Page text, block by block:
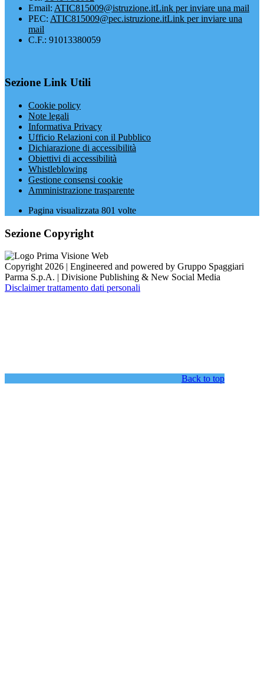
Email: ATIC815009@istruzione.itLink per inviare una mail
PEC: ATIC815009@pec.istruzione.itLink per inviare una
mail
C.F.: 91013380059
Sezione Link Utili
Cookie policy
Note legali
Informativa Privacy
Ufficio Relazioni con il Pubblico
Dichiarazione di accessibilità
Obiettivi di accessibilità
Whistleblowing
Gestione consensi cookie
Amministrazione trasparente
Pagina visualizzata 801 volte
Sezione Copyright
Copyright 2026 | Engineered and powered by Gruppo Spaggiari
Parma S.p.A. | Divisione Publishing & New Social Media
Disclaimer trattamento dati personali
Back to top